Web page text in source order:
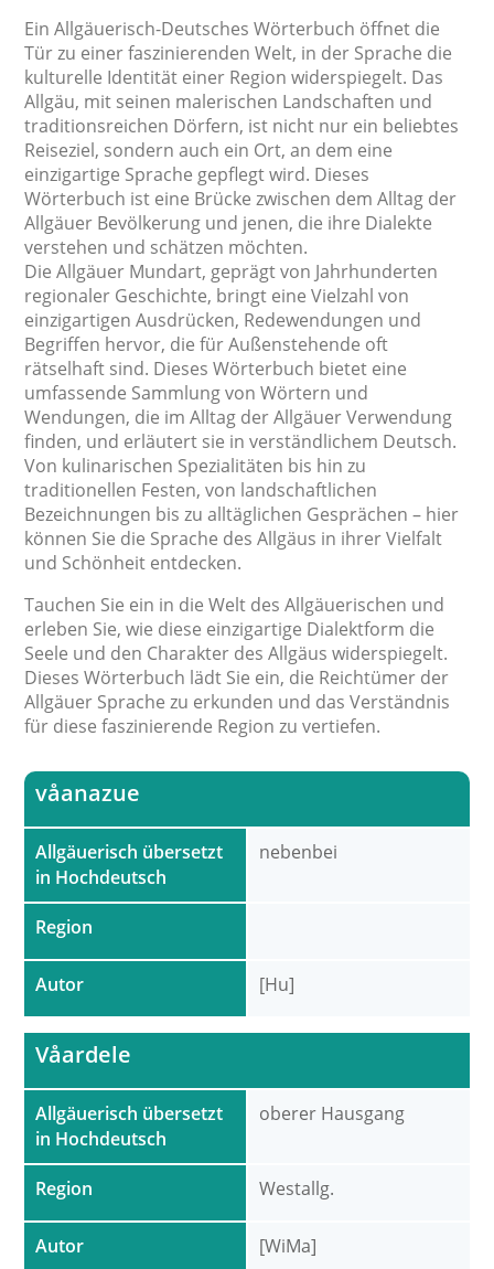
Ein Allgäuerisch-Deutsches Wörterbuch öffnet die
Tür zu einer faszinierenden Welt, in der Sprache die
kulturelle Identität einer Region widerspiegelt. Das
Allgäu, mit seinen malerischen Landschaften und
traditionsreichen Dörfern, ist nicht nur ein beliebtes
Reiseziel, sondern auch ein Ort, an dem eine
einzigartige Sprache gepflegt wird. Dieses
Wörterbuch ist eine Brücke zwischen dem Alltag der
Allgäuer Bevölkerung und jenen, die ihre Dialekte
verstehen und schätzen möchten.
Die Allgäuer Mundart, geprägt von Jahrhunderten
regionaler Geschichte, bringt eine Vielzahl von
einzigartigen Ausdrücken, Redewendungen und
Begriffen hervor, die für Außenstehende oft
rätselhaft sind. Dieses Wörterbuch bietet eine
umfassende Sammlung von Wörtern und
Wendungen, die im Alltag der Allgäuer Verwendung
finden, und erläutert sie in verständlichem Deutsch.
Von kulinarischen Spezialitäten bis hin zu
traditionellen Festen, von landschaftlichen
Bezeichnungen bis zu alltäglichen Gesprächen – hier
können Sie die Sprache des Allgäus in ihrer Vielfalt
und Schönheit entdecken.
Tauchen Sie ein in die Welt des Allgäuerischen und
erleben Sie, wie diese einzigartige Dialektform die
Seele und den Charakter des Allgäus widerspiegelt.
Dieses Wörterbuch lädt Sie ein, die Reichtümer der
Allgäuer Sprache zu erkunden und das Verständnis
für diese faszinierende Region zu vertiefen.
Allgäuerisch übersetzt
in Hochdeutsch
Region
Autor
våanazue
nebenbei
[Hu]
Allgäuerisch übersetzt
in Hochdeutsch
Region
Autor
Våardele
oberer Hausgang
Westallg.
[WiMa]